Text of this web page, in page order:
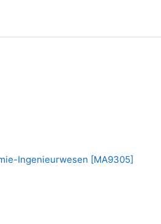
Ingenieurwesen [MA9305]